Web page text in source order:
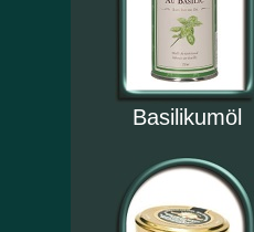
Basilikumöl